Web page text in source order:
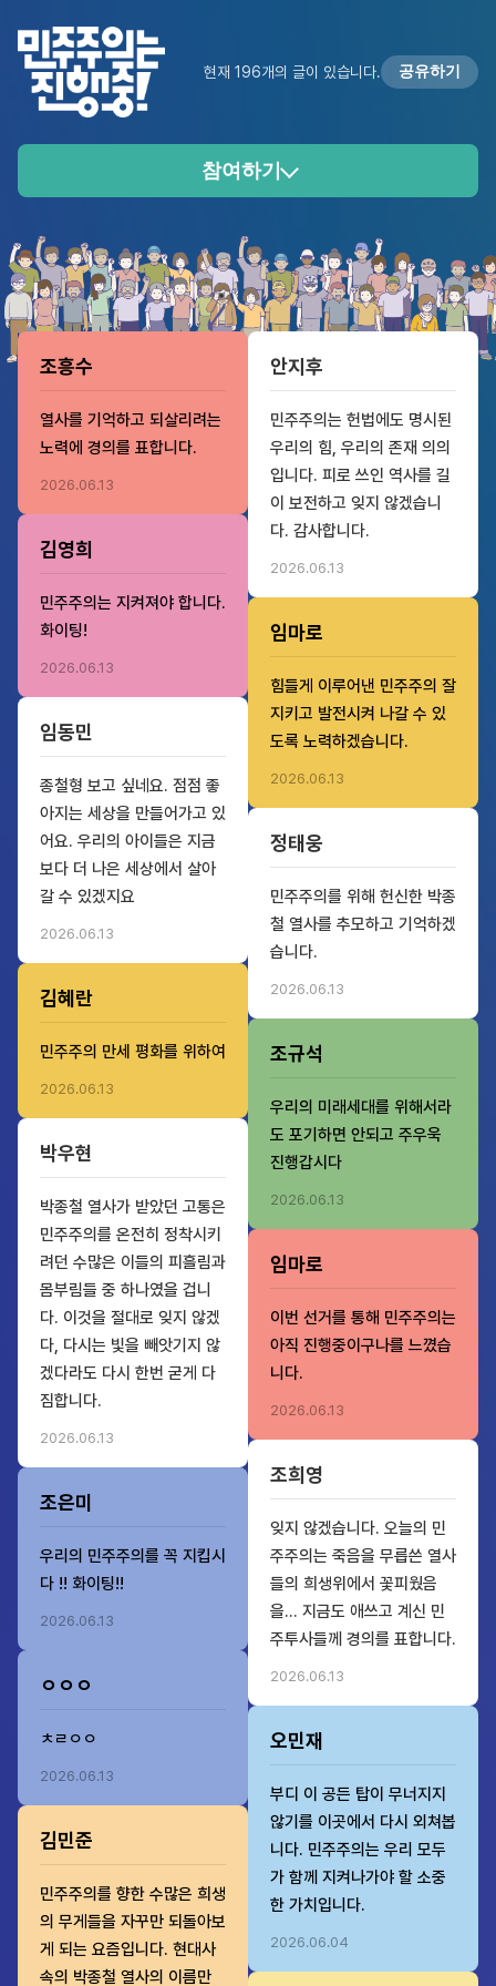
현재 196개의 글이 있습니다. 공유하기
참여하기
조흥수
열사를 기억하고 되살리려는
노력에 경의를 표합니다.
2026.06.13
김영희
민주주의는 지켜져야 합니다.
화이팅!
2026.06.13
임동민
종철형 보고 싶네요. 점점 좋
아지는 세상을 만들어가고 있
어요. 우리의 아이들은 지금
보다 더 나은 세상에서 살아
갈 수 있겠지요
2026.06.13
김혜란
민주주의 만세 평화를 위하여
2026.06.13
박우현
박종철 열사가 받았던 고통은
민주주의를 온전히 정착시키
려던 수많은 이들의 피흘림과
몸부림들 중 하나였을 겁니
다. 이것을 절대로 잊지 않겠
다, 다시는 빛을 빼앗기지 않
겠다라도 다시 한번 굳게 다
짐합니다.
2026.06.13
조은미
우리의 민주주의를 꼭 지킵시
다 !! 화이팅!!
2026.06.13
ㅇㅇㅇ
ㅊㄹㅇㅇ
2026.06.13
김민준
민주주의를 향한 수많은 희생
의 무게들을 자꾸만 되돌아보
게 되는 요즘입니다. 현대사
속의 박종철 열사의 이름만
안지후
민주주의는 헌법에도 명시된
우리의 힘, 우리의 존재 의의
입니다. 피로 쓰인 역사를 길
이 보전하고 잊지 않겠습니
다. 감사합니다.
2026.06.13
임마로
힘들게 이루어낸 민주주의 잘
지키고 발전시켜 나갈 수 있
도록 노력하겠습니다.
2026.06.13
정태웅
민주주의를 위해 헌신한 박종
철 열사를 추모하고 기억하겠
습니다.
2026.06.13
조규석
우리의 미래세대를 위해서라
도 포기하면 안되고 주우욱
진행갑시다
2026.06.13
임마로
이번 선거를 통해 민주주의는
아직 진행중이구나를 느꼈습
니다.
2026.06.13
조희영
잊지 않겠습니다. 오늘의 민
주주의는 죽음을 무릅쓴 열사
들의 희생위에서 꽃피웠음
을... 지금도 애쓰고 계신 민
주투사들께 경의를 표합니다.
2026.06.13
오민재
부디 이 공든 탑이 무너지지
않기를 이곳에서 다시 외쳐봅
니다. 민주주의는 우리 모두
가 함께 지켜나가야 할 소중
한 가치입니다.
2026.06.04